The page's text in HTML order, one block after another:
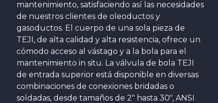
mantenimiento, satisfaciendo así las necesidades
de nuestros clientes de oleoductos y
gasoductos. El cuerpo de una sola pieza de
TEJI, de alta calidad y alta resistencia, ofrece un
cómodo acceso al vástago y a la bola para el
mantenimiento in situ. La válvula de bola TEJI
de entrada superior está disponible en diversas
combinaciones de conexiones bridadas o
soldadas, desde tamaños de 2″ hasta 30″, ANSI